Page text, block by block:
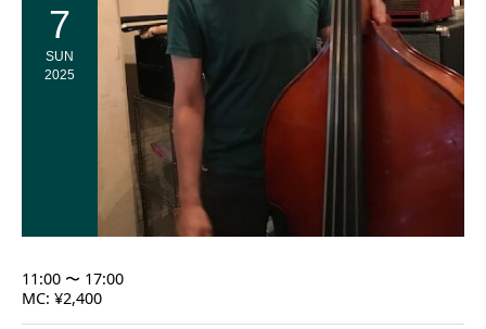
7
SUN
2025
11:00 〜 17:00
MC: ¥2,400